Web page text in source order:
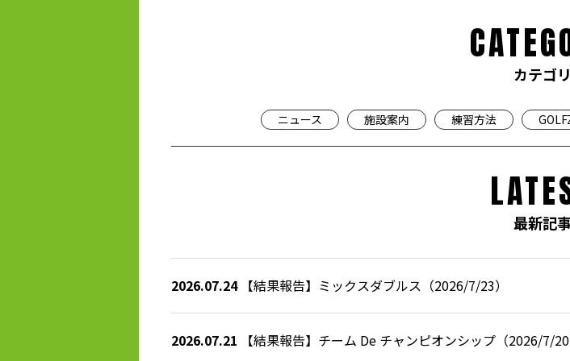
カテゴリ
ニュース 施設案内 練習方法
最新記
2026.07.24【結果報告】ミックスダブルス（2026/7/23）
2026.07.21 【結果報告】チーム De チャンピオンシップ（2026/7/20